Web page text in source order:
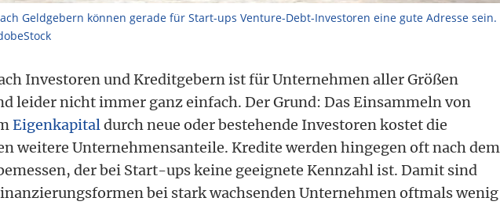
Geldgebern können gerade für Start-ups Venture-Debt-Investoren eine gute Adresse sein.
Investoren und Kreditgebern ist für Unternehmen aller Größen
leider nicht immer ganz einfach. Der Grund: Das Einsammeln von
Eigenkapital durch neue oder bestehende Investoren kostet die
weitere Unternehmensanteile. Kredite werden hingegen oft nach dem
der bei Start-ups keine geeignete Kennzahl ist. Damit sind
bei stark wachsenden Unternehmen oftmals wenig